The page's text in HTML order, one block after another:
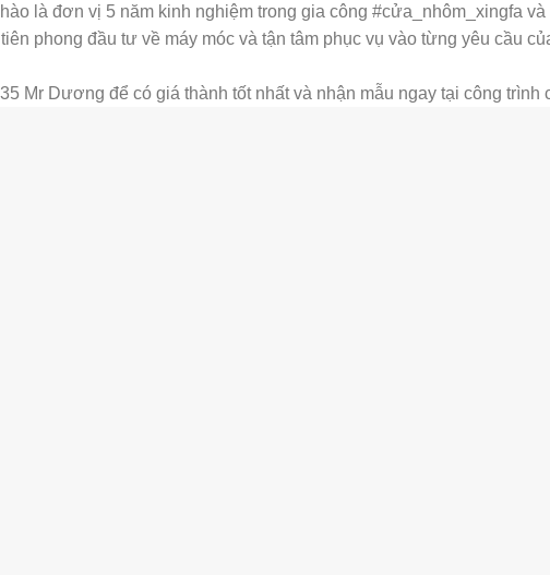
là đơn vị 5 năm kinh nghiệm trong gia công #cửa_nhôm_xingfa và
phong đầu tư về máy móc và tận tâm phục vụ vào từng yêu cầu
Mr Dương để có giá thành tốt nhất và nhận mẫu ngay tại công trình